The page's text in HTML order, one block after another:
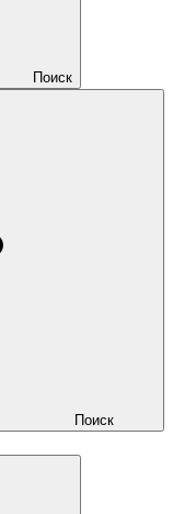
Поиск
Поиск